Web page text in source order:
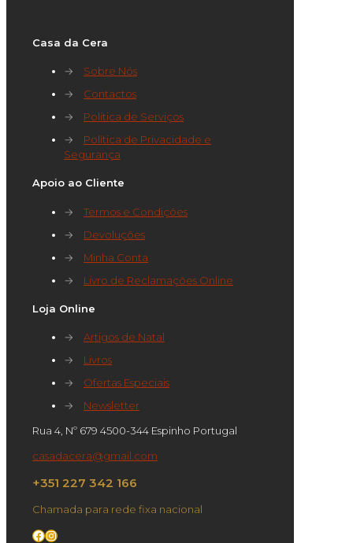
Casa da Cera
→
Sobre Nós
→
Contactos
→
Política de Serviços
→
Política de Privacidade e
Segurança
Apoio ao Cliente
→
Termos e Condições
→
Devoluções
→
Minha Conta
→
Livro de Reclamações Online
Loja Online
→
Artigos de Natal
→
Livros
→
Ofertas Especiais
→
Newsletter
Rua 4, Nº 679 4500-344 Espinho Portugal
casadacera@gmail.com
+351 227 342 166
Chamada para rede fixa nacional
Facebook
Instagram